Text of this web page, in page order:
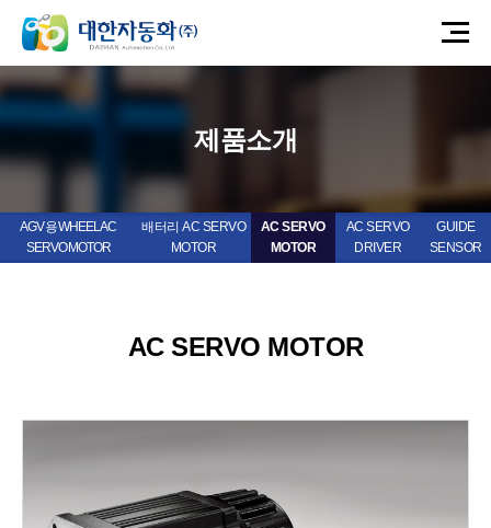
제품소개
AGV 용 WHEEL AC
SERVO MOTOR
배터리 AC SERVO
MOTOR
AC SERVO
MOTOR
AC SERVO
DRIVER
GUIDE
SENSOR
AC SERVO MOTOR